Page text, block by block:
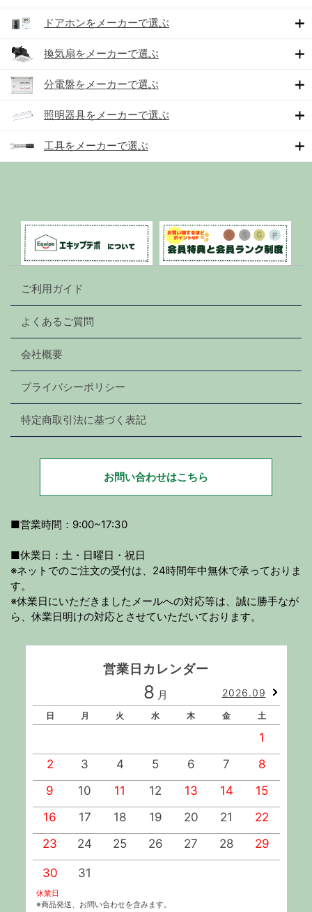
ドアホンをメーカーで選ぶ
換気扇をメーカーで選ぶ
分電盤をメーカーで選ぶ
照明器具をメーカーで選ぶ
工具をメーカーで選ぶ
ご利用ガイド
よくあるご質問
会社概要
プライバシーポリシー
特定商取引法に基づく表記
お問い合わせはこちら
■営業時間：9:00~17:30
■休業日：土・日曜日・祝日
※ネットでのご注文の受付は、24時間年中無休で承っておりま
す。
※休業日にいただきましたメールへの対応等は、誠に勝手なが
ら、休業日明けの対応とさせていただいております。
営業日カレンダー
8 月 2026.09
日 月 火 水 木 金 土
1
2
3 4 5 6 7
8
9
10 11 12 13 14
15
16
17 18 19 20 21
22
23
24 25 26 27 28 29
30 31
休業日
※商品発送、お問い合わせを含みます。